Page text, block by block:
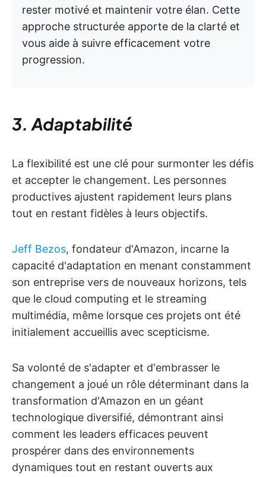
rester motivé et maintenir votre élan. Cette
approche structurée apporte de la clarté et
vous aide à suivre efficacement votre
progression.
3. Adaptabilité
La flexibilité est une clé pour surmonter les défis
et accepter le changement. Les personnes
productives ajustent rapidement leurs plans
tout en restant fidèles à leurs objectifs.
Jeff Bezos, fondateur d'Amazon, incarne la
capacité d'adaptation en menant constamment
son entreprise vers de nouveaux horizons, tels
que le cloud computing et le streaming
multimédia, même lorsque ces projets ont été
initialement accueillis avec scepticisme.
Sa volonté de s'adapter et d'embrasser le
changement a joué un rôle déterminant dans la
transformation d'Amazon en un géant
technologique diversifié, démontrant ainsi
comment les leaders efficaces peuvent
prospérer dans des environnements
dynamiques tout en restant ouverts aux